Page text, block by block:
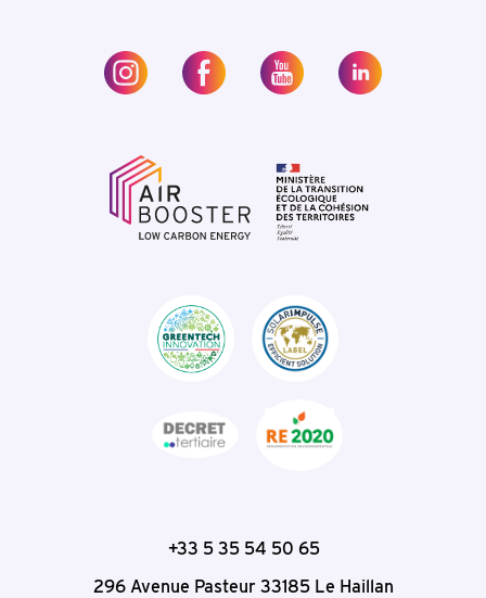
+33 5 35 54 50 65
296 Avenue Pasteur 33185 Le Haillan